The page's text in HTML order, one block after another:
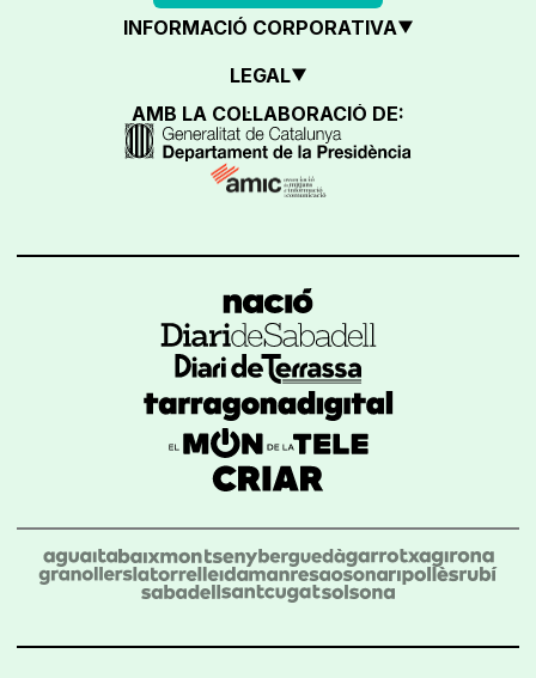
INFORMACIÓ CORPORATIVA
LEGAL
AMB LA COL·LABORACIÓ DE: